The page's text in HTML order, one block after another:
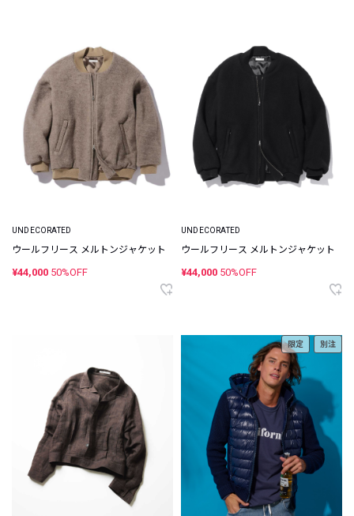
UNDECORATED
ウールフリース メルトンジャケット
¥44,000 50%OFF
UNDECORATED
ウールフリース メルトンジャケット
¥44,000 50%OFF
限定 別注